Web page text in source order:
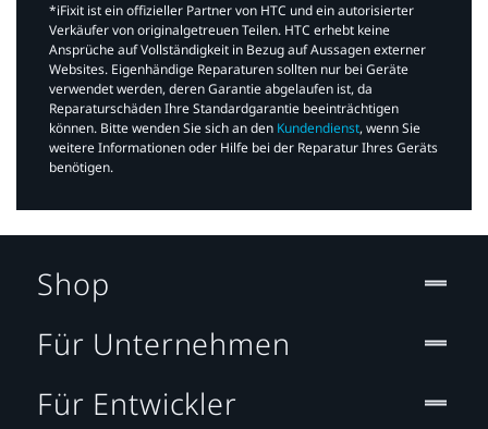
*iFixit ist ein offizieller Partner von HTC und ein autorisierter
Verkäufer von originalgetreuen Teilen. HTC erhebt keine
Ansprüche auf Vollständigkeit in Bezug auf Aussagen externer
Websites. Eigenhändige Reparaturen sollten nur bei Geräte
verwendet werden, deren Garantie abgelaufen ist, da
Reparaturschäden Ihre Standardgarantie beeinträchtigen
können. Bitte wenden Sie sich an den Kundendienst, wenn Sie
weitere Informationen oder Hilfe bei der Reparatur Ihres Geräts
benötigen.​
Shop
Für Unternehmen
Für Entwickler